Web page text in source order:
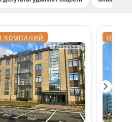
КОМПАНИЙ